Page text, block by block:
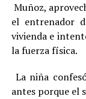
Muñoz,
el entrenador
vivienda e
la fuerza física.
La niña
antes porque el